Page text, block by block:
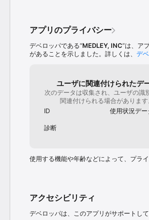
● 自動決済で診察後に会計を待たずにそ
● 忙しい時や、体調が悪い時にオンライ
● 診察からお薬の受け取りまで自宅で行
● お薬は自宅に配達してほしい
● 薬局と連携がとれるお薬手帳を使いたい
● 花粉症外来など、手軽に治療を始めた
【ご利用にあたって】
ダウンロード・利用ともに無料
VISA / Mastercard / American Express
■ 対応エリア
アプリのプライバシー
デベロッパである“MEDLEY, INC”は、ア
があることを示しました。詳しくは、 デ
ユーザに関連付けられたデ
次のデータは収集され、ユーザの識
関連付けられる場合があります
ID
使用状況デー
診断
使用する機能や年齢などによって、プラ
アクセシビリティ
デベロッパは、このアプリがサポートし